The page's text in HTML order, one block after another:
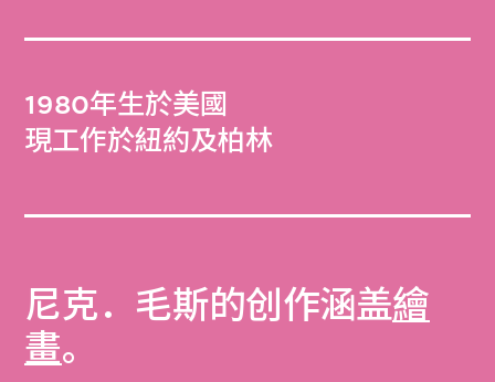
1980年生於美國
現工作於紐約及柏林
尼克．毛斯的创作涵盖繪
畫。